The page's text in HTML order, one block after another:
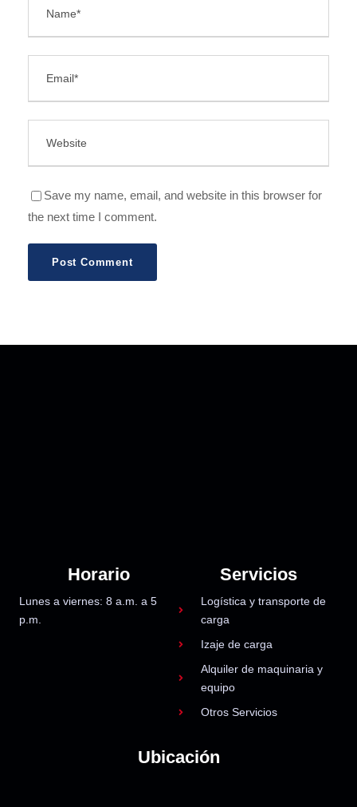
Save my name, email, and website in this browser for
the next time I comment.
Horario
Lunes a viernes: 8 a.m. a 5
p.m.
Servicios
Logística y transporte de
carga
Izaje de carga
Alquiler de maquinaria y
equipo
Otros Servicios
Ubicación